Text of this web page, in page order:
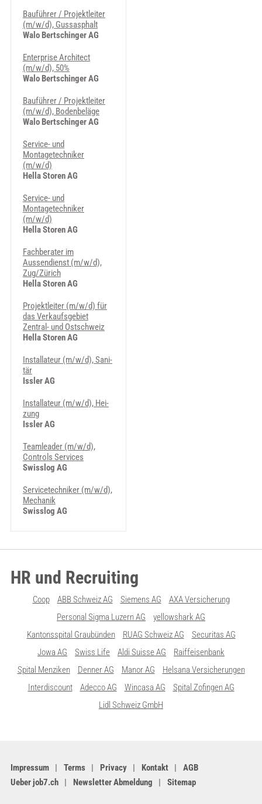
Bauführer / Projektleiter
(m/w/d), Gussasphalt
Walo Bertschinger AG
Enterprise Architect
(m/w/d), 50%
Walo Bertschinger AG
Bauführer / Projektleiter
(m/w/d), Bodenbeläge
Walo Bertschinger AG
Service- und
Montagetechniker
(m/w/d)
Hella Storen AG
Service- und
Montagetechniker
(m/w/d)
Hella Storen AG
Fachberater im
Aussendienst (m/w/d),
Zug/Zürich
Hella Storen AG
Projektleiter (m/w/d) für
das Verkaufsgebiet
Zentral- und Ostschweiz
Hella Storen AG
In­stal­la­teur (m/w/d), Sa­ni­
tär
Issler AG
In­stal­la­teur (m/w/d), Hei­
zung
Issler AG
Teamleader (m/w/d),
Controls Services
Swisslog AG
Servicetechniker (m/w/d),
Mechanik
Swisslog AG
HR und Recruiting
Coop ABB Schweiz AG Siemens AG
AXA Versicherung
Personal Sigma Luzern AG
yellowshark AG
Kantonsspital Graubünden
RUAG Schweiz AG
Securitas AG
Jowa AG
Swiss Life Aldi Suisse AG
Raiffeisenbank
Spital Menziken
Denner AG Manor AG
Helsana Versicherungen
Interdiscount
Adecco AG Wincasa AG
Spital Zofingen AG
Lidl Schweiz GmbH
Impressum Terms Privacy Kontakt
AGB
Ueber job7.ch
Newsletter Abmeldung Sitemap